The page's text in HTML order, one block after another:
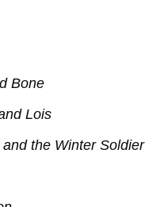
Bone
Lois
the Winter Soldier